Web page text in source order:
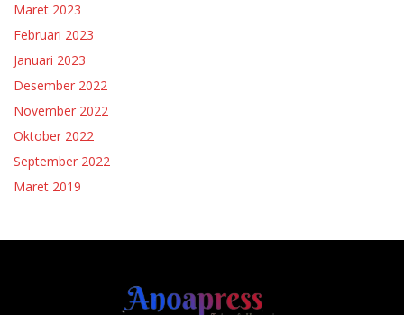
Maret 2023
Februari 2023
Januari 2023
Desember 2022
November 2022
Oktober 2022
September 2022
Maret 2019